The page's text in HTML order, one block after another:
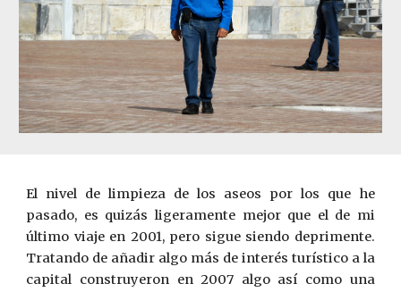
El nivel de limpieza de los aseos por los que he
pasado, es quizás ligeramente mejor que el de mi
último viaje en 2001, pero sigue siendo deprimente.
Tratando de añadir algo más de interés turístico a la
capital construyeron en 2007 algo así como una